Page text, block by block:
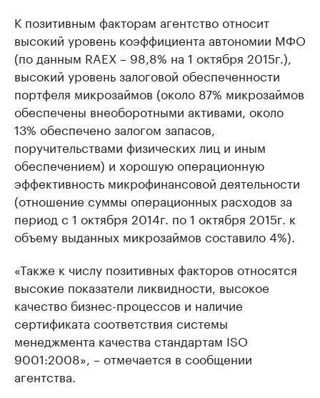
К позитивным факторам агентство относит
высокий уровень коэффициента автономии МФО
(по данным RAEX – 98,8% на 1 октября 2015г.),
высокий уровень залоговой обеспеченности
портфеля микрозаймов (около 87% микрозаймов
обеспечены внеоборотными активами, около
13% обеспечено залогом запасов,
поручительствами физических лиц и иным
обеспечением) и хорошую операционную
эффективность микрофинансовой деятельности
(отношение суммы операционных расходов за
период с 1 октября 2014г. по 1 октября 2015г. к
объему выданных микрозаймов составило 4%).
«Также к числу позитивных факторов относятся
высокие показатели ликвидности, высокое
качество бизнес-процессов и наличие
сертификата соответствия системы
менеджмента качества стандартам ISO
9001:2008», – отмечается в сообщении
агентства.